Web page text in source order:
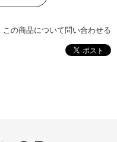
この商品について問い合わせる